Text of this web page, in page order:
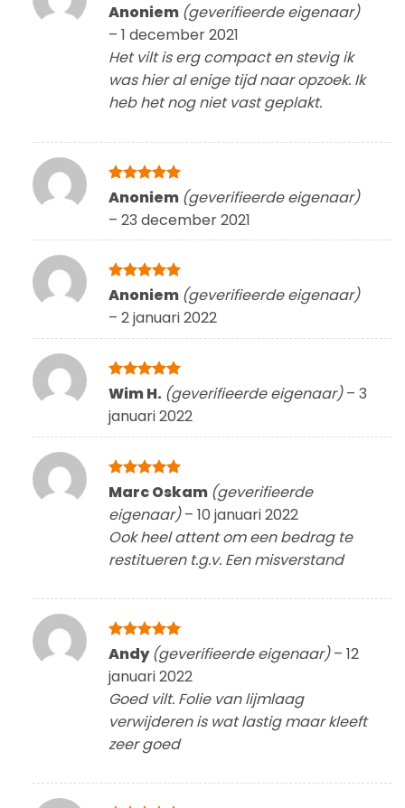
Gewaardeerd
Anoniem (geverifieerde eigenaar)
– 1 december 2021
Het vilt is erg compact en stevig ik
was hier al enige tijd naar opzoek. Ik
heb het nog niet vast geplakt.
Gewaardeerd
Anoniem (geverifieerde eigenaar)
– 23 december 2021
Gewaardeerd
Anoniem (geverifieerde eigenaar)
– 2 januari 2022
Gewaardeerd
Wim H. (geverifieerde eigenaar) – 3
januari 2022
Gewaardeerd
5uit 5
Marc Oskam (geverifieerde
eigenaar) – 10 januari 2022
Ook heel attent om een bedrag te
restitueren t.g.v. Een misverstand
Gewaardeerd
uit 5
Andy(geverifieerde eigenaar) – 12
januari 2022
Goed vilt. Folie van lijmlaag
verwijderen is wat lastig maar kleeft
zeer goed